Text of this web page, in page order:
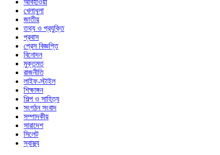
আবহাওয়া
খেলাধুলা
জাতীয়
তথ্য ও প্রযুক্তি
প্রবাস
প্রেস বিজ্ঞপ্তি
বিনোদন
মুক্তমত
রাজনীতি
লাইফ-স্টাইল
শিক্ষাঙ্গন
শিল্প ও সাহিত্য
সংগঠন সংবাদ
সম্পাদকীয়
সারাদেশ
সিলেট
স্বাস্থ্য